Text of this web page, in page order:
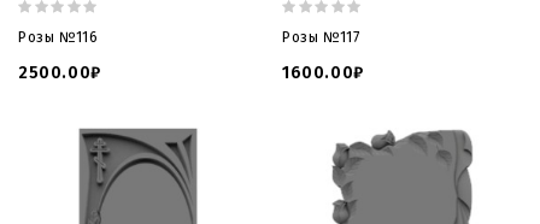
Розы №116
2500.00₽
Розы №117
1600.00₽